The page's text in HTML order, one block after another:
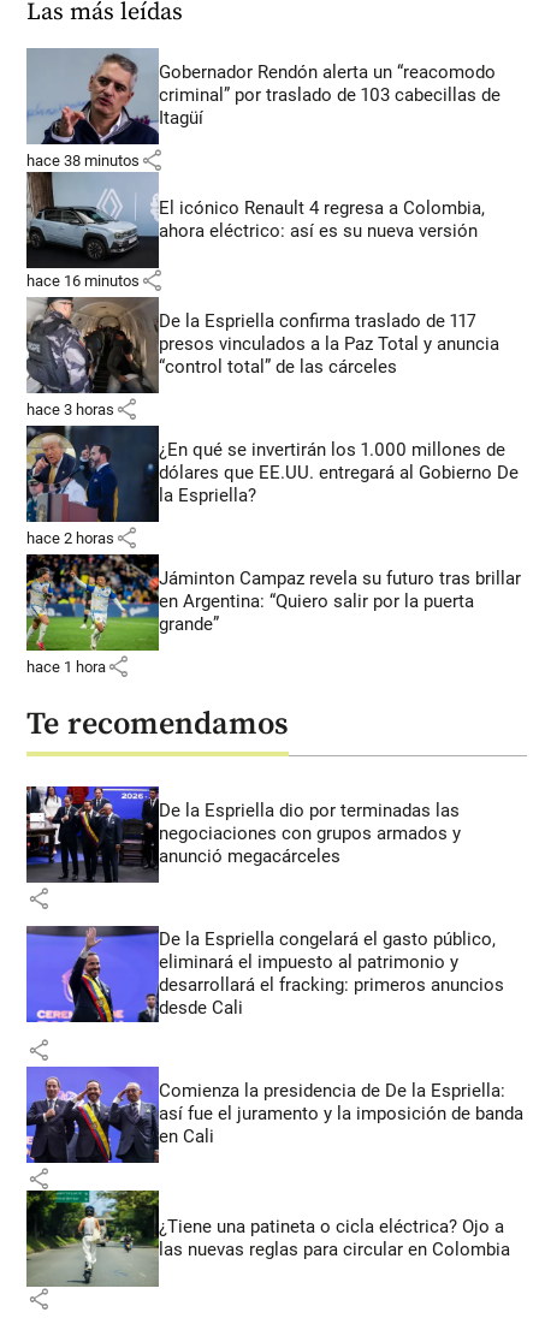
Las más leídas
Gobernador Rendón alerta un “reacomodo
criminal” por traslado de 103 cabecillas de
Itagüí
hace 38 minutos share
El icónico Renault 4 regresa a Colombia,
ahora eléctrico: así es su nueva versión
hace 16 minutos share
De la Espriella confirma traslado de 117
presos vinculados a la Paz Total y anuncia
“control total” de las cárceles
hace 3 horas share
¿En qué se invertirán los 1.000 millones de
dólares que EE.UU. entregará al Gobierno De
la Espriella?
hace 2 horas share
Jáminton Campaz revela su futuro tras brillar
en Argentina: “Quiero salir por la puerta
grande”
hace 1 hora share
Te recomendamos
De la Espriella dio por terminadas las
negociaciones con grupos armados y
anunció megacárceles
share
De la Espriella congelará el gasto público,
eliminará el impuesto al patrimonio y
desarrollará el fracking: primeros anuncios
desde Cali
share
Comienza la presidencia de De la Espriella:
así fue el juramento y la imposición de banda
en Cali
share
¿Tiene una patineta o cicla eléctrica? Ojo a
las nuevas reglas para circular en Colombia
share